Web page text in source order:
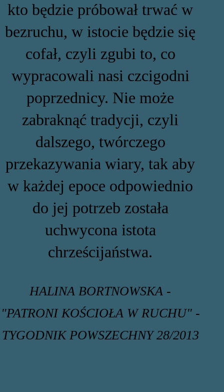
kto będzie próbował trwać w
bezruchu, w istocie będzie się
cofał, czyli zgubi to, co
wypracowali nasi czcigodni
poprzednicy. Nie może
zabraknąć tradycji, czyli
dalszego, twórczego
przekazywania wiary, tak aby
w każdej epoce odpowiednio
do jej potrzeb została
uchwycona istota
chrześcijaństwa.
HALINA BORTNOWSKA -
"PATRONI KOŚCIOŁA W RUCHU" -
TYGODNIK POWSZECHNY 28/2013